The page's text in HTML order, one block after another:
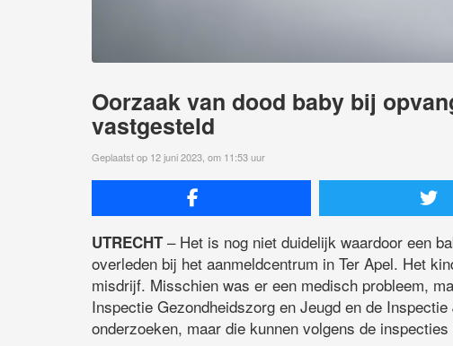
Oorzaak van dood baby bij
vastgesteld
Geplaatst op 12 juni 2023, om 11:53 uur
UTRECHT– Het is nog niet duidelijk waardoor een
overleden bij het aanmeldcentrum in Ter Apel. Het
misdrijf. Misschien was er een medisch probleem,
Inspectie Gezondheidszorg en Jeugd en de
onderzoeken, maar die kunnen volgens de inspecties